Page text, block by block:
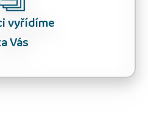
vyřídíme
Vás